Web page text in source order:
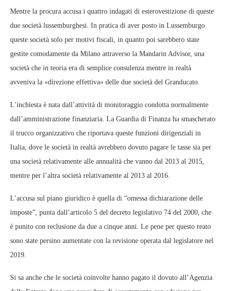
Mentre la procura accusa i quattro indagati di esterovestizione di queste
due società lussemburghesi. In pratica di aver posto in Lussemburgo
queste società solo per motivi fiscali, in quanto poi sarebbero state
gestite comodamente da Milano attraverso la Mandarin Advisor, una
società che in teoria era di semplice consulenza mentre in realtà
avveniva la «direzione effettiva» delle due società del Granducato.
L’inchiesta è nata dall’attività di monitoraggio condotta normalmente
dall’amministrazione finanziaria. La Guardia di Finanza ha smascherato
il trucco organizzativo che riportava queste funzioni dirigenziali in
Italia, dove le società in realtà avrebbero dovuto pagare le tasse sia per
una società relativamente alle annualità che vanno dal 2013 al 2015,
mentre per l’altra società relativamente al 2013 al 2016.
L’accusa sul piano giuridico è quella di “omessa dichiarazione delle
imposte”, punta dall’articolo 5 del decreto legislativo 74 del 2000, che
è punito con reclusione da due a cinque anni. Le pene per questo reato
sono state persino aumentate con la revisione operata dal legislatore nel
2019.
Si sa anche che le società coinvolte hanno pagato il dovuto all’Agenzia